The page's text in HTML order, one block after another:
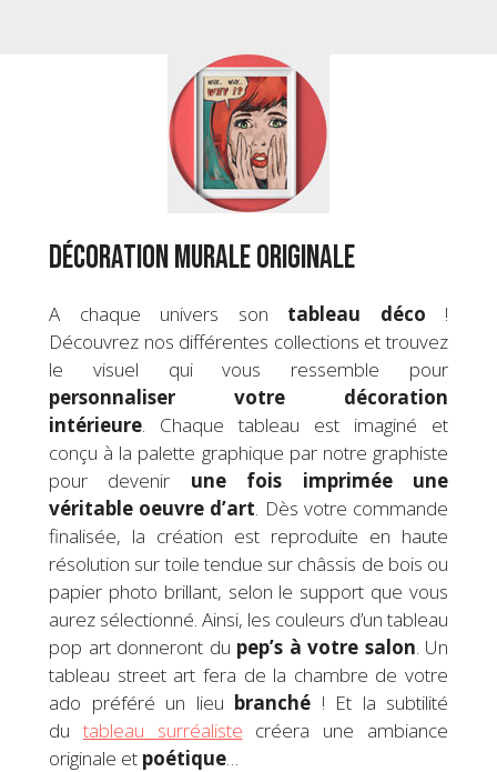
Décoration murale originale
A chaque univers son tableau déco !
Découvrez nos différentes collections et trouvez
le visuel qui vous ressemble pour
personnaliser votre
décoration
intérieure. Chaque tableau est imaginé et
conçu à la palette graphique par notre graphiste
pour devenir une fois imprimée
une
véritable oeuvre d’art. Dès votre commande
finalisée, la création est reproduite en haute
résolution sur toile tendue sur châssis de bois ou
papier photo brillant, selon le support que vous
aurez sélectionné. Ainsi, les couleurs d’un tableau
pop art donneront du pep’s à votre salon. Un
tableau street art fera de la chambre de votre
ado préféré un lieu branché ! Et la subtilité
dutableau surréaliste créera une ambiance
originale et poétique…